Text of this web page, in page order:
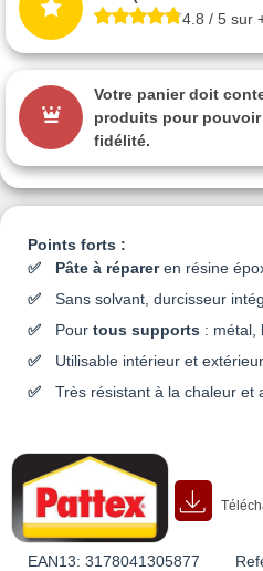
Points forts :
Pâte à répareren résine
Sans solvant, durcisseur
Pour tous supports : métal,
Utilisable intérieur et extérieur
Très résistant à la chaleur et
EAN13: 3178041305877
4.8 / 5 sur
Votre panier doit
produits pour
fidélité.